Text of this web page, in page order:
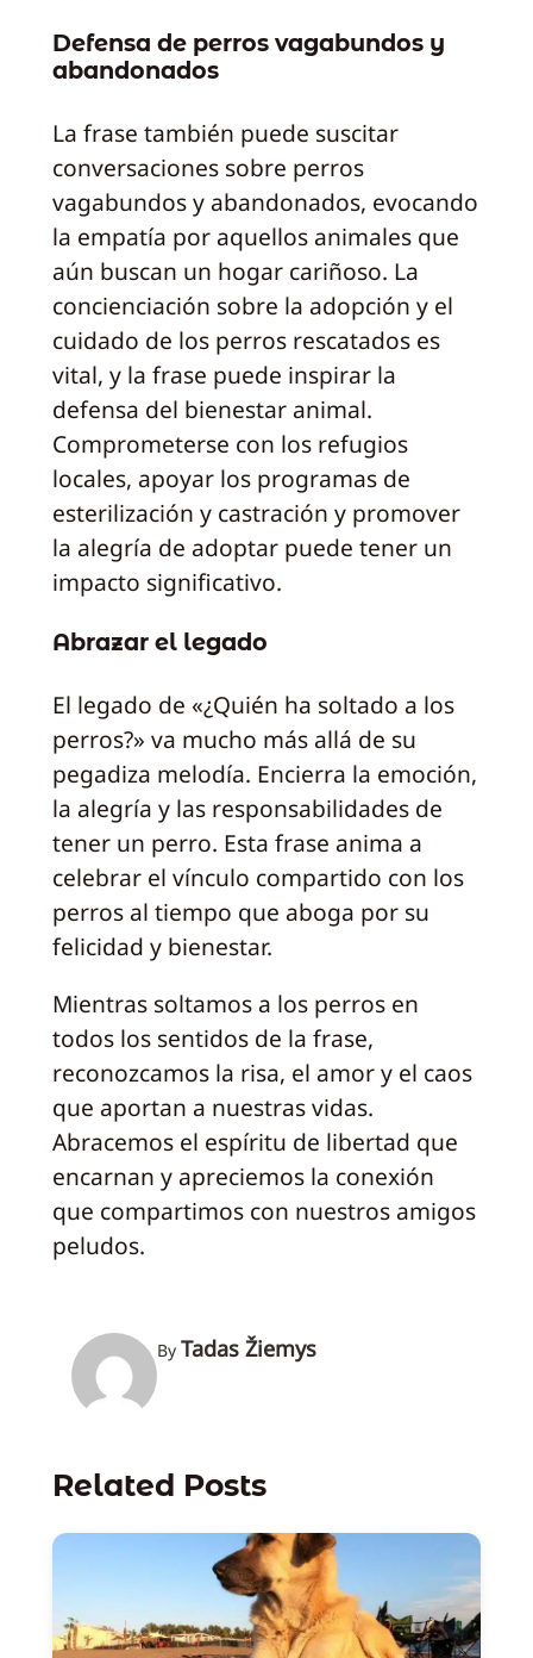
Defensa de perros vagabundos y
abandonados
La frase también puede suscitar
conversaciones sobre perros
vagabundos y abandonados, evocando
la empatía por aquellos animales que
aún buscan un hogar cariñoso. La
concienciación sobre la adopción y el
cuidado de los perros rescatados es
vital, y la frase puede inspirar la
defensa del bienestar animal.
Comprometerse con los refugios
locales, apoyar los programas de
esterilización y castración y promover
la alegría de adoptar puede tener un
impacto significativo.
Abrazar el legado
El legado de «¿Quién ha soltado a los
perros?» va mucho más allá de su
pegadiza melodía. Encierra la emoción,
la alegría y las responsabilidades de
tener un perro. Esta frase anima a
celebrar el vínculo compartido con los
perros al tiempo que aboga por su
felicidad y bienestar.
Mientras soltamos a los perros en
todos los sentidos de la frase,
reconozcamos la risa, el amor y el caos
que aportan a nuestras vidas.
Abracemos el espíritu de libertad que
encarnan y apreciemos la conexión
que compartimos con nuestros amigos
peludos.
By Tadas Žiemys
Related Posts